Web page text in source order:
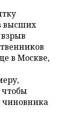
высших
в Москве,
чтобы
чиновника